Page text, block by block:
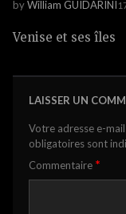
byWilliam GUIDARINI
Venise et ses îles
LAISSER UN
Votre adresse e-
obligatoires sont
Commentaire *